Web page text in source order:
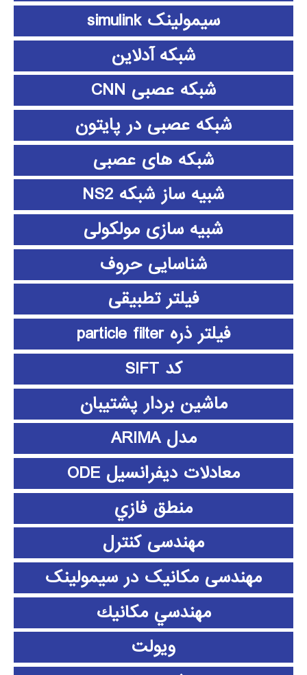
سیمولینک simulink
شبکه آدلاین
شبکه عصبی CNN
شبکه عصبی در پایتون
شبکه های عصبی
شبیه ساز شبکه NS2
شبیه سازی مولکولی
شناسایی حروف
فیلتر تطبیقی
فیلتر ذره particle filter
کد SIFT
ماشین بردار پشتیبان
مدل ARIMA
معادلات دیفرانسیل ODE
منطق فازي
مهندسی کنترل
مهندسی مکانیک در سیمولینک
مهندسي مكانيك
ویولت